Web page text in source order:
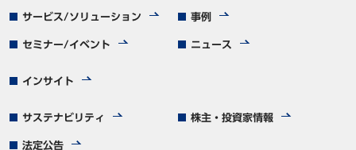
サービス/ソリューション 事例
セミナー/イベント ニュース
インサイト
サステナビリティ 株主・投資家情報
法定公告